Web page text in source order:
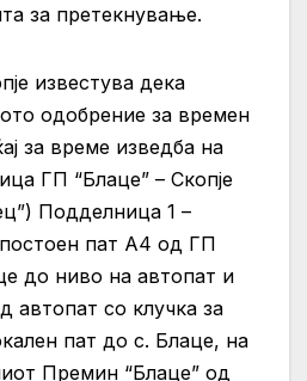
за претекнување.
известува дека
одобрение за времен
за време изведба на
ГП “Блаце” – Скопје
Подделница 1 –
пат А4 од ГП
до ниво на автопат и
автопат со клучка за
пат до с. Блаце, на
Премин “Блаце” од